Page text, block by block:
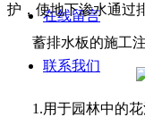
在线留言
联系我们
护，使地下渗水通过
蓄排水板的施工
1.用于园林中的